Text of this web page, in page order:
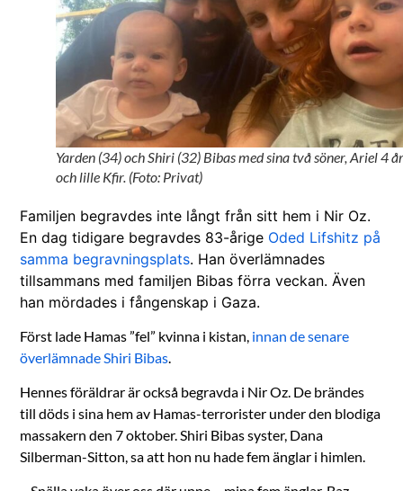
Yarden (34) och Shiri (32) Bibas med sina två söner, Ariel 4
och lille Kfir. (Foto: Privat)
Familjen begravdes inte långt från sitt hem i Nir Oz.
En dag tidigare begravdes 83-årige Oded Lifshitz på
samma begravningsplats. Han överlämnades
tillsammans med familjen Bibas förra veckan. Även
han mördades i fångenskap i Gaza.
Först lade Hamas ”fel” kvinna i kistan, innan de senare
överlämnade Shiri Bibas
Hennes föräldrar är också begravda i Nir Oz. De brändes
till döds i sina hem av Hamas-terrorister under den blodiga
massakern den 7 oktober. Shiri Bibas syster, Dana
Silberman-Sitton, sa att hon nu hade fem änglar i himlen.